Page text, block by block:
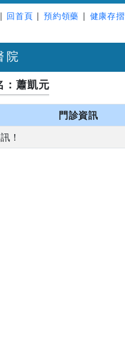
| 回首頁 | 預約領藥 | 健康存摺
院
：蕭凱元
門診資訊
！